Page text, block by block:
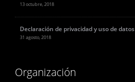
13 octubre, 2018
Declaración de privacidad y uso de datos
31 agosto, 2018
Organización